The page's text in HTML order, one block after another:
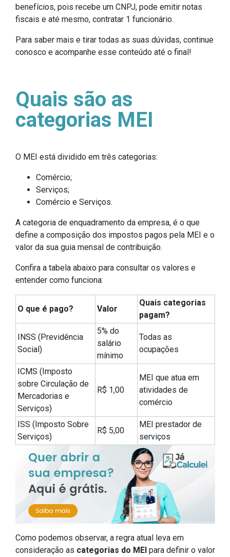
benefícios, pois recebe um CNPJ, pode emitir notas
fiscais e até mesmo, contratar 1 funcionário.
Para saber mais e tirar todas as suas dúvidas, continue
conosco e acompanhe esse conteúdo até o final!
Quais são as
categorias MEI
O MEI está dividido em três categorias:
Comércio;
Serviços;
Comércio e Serviços.
A categoria de enquadramento da empresa, é o que
define a composição dos impostos pagos pela MEI e o
valor da sua guia mensal de contribuição.
Confira a tabela abaixo para consultar os valores e
entender como funciona:
O que é pago? Valor
Quais categorias
pagam?
INSS (Previdência
Social)
5% do
salário
mínimo
Todas as
ocupações
ICMS (Imposto
sobre Circulação de
Mercadorias e
Serviços)
R$ 1,00
MEI que atua em
atividades de
comércio
ISS (Imposto Sobre
Serviços)
R$ 5,00
MEI prestador de
serviços
Como podemos observar, a regra atual leva em
consideração as categorias do MEI para definir o valor